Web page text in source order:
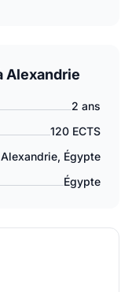
Alexandrie
2 ans
120 ECTS
Égypte
Égypte